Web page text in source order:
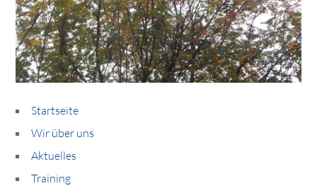
Startseite
Wir über uns
Aktuelles
Training